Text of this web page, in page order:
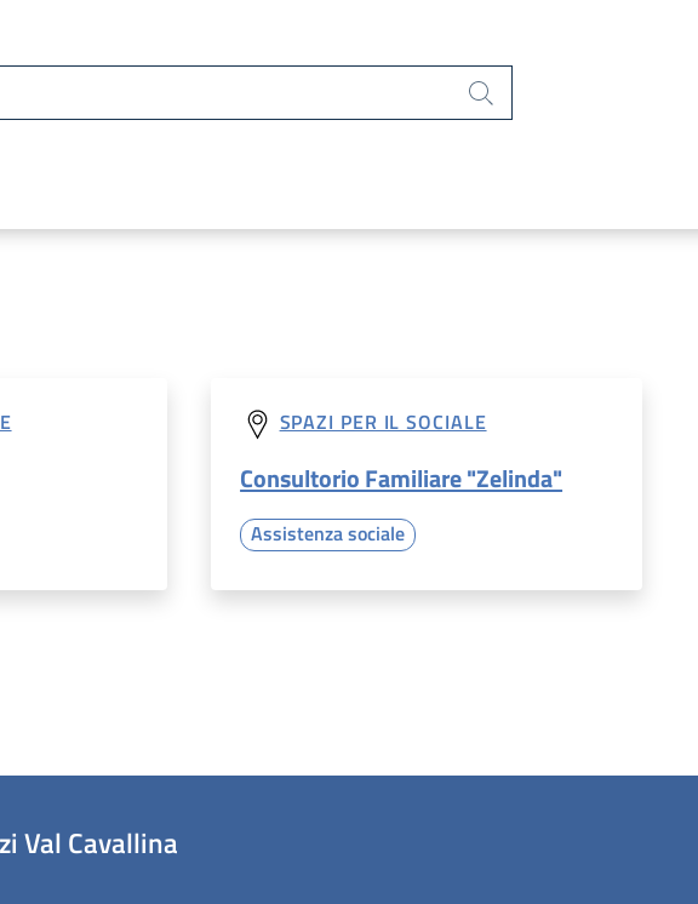
Cerca
SPAZI PER IL SOCIALE
Consultorio Familiare "Zelinda"
Assistenza sociale
Val Cavallina